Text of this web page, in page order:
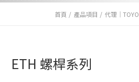
首頁 產品項目 代理｜TOYO
ETH 螺桿系列